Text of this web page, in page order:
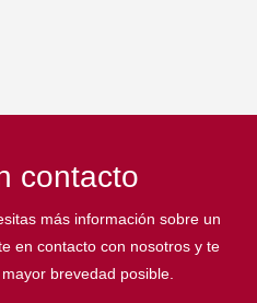
contacto
más información sobre un
en contacto con nosotros y te
brevedad posible.